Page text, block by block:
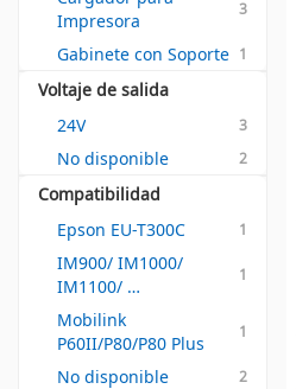
Impresora
3
Gabinete con Soporte 1
Voltaje de salida
24V
3
No disponible 2
Compatibilidad
Epson EU-T300C
1
IM900/ IM1000/
IM1100/
IM1150/IT1200/
IT1220/ IT1230/
IT1250 /IT1260
1
Mobilink
P60II/P80/P80 Plus
1
No disponible 2